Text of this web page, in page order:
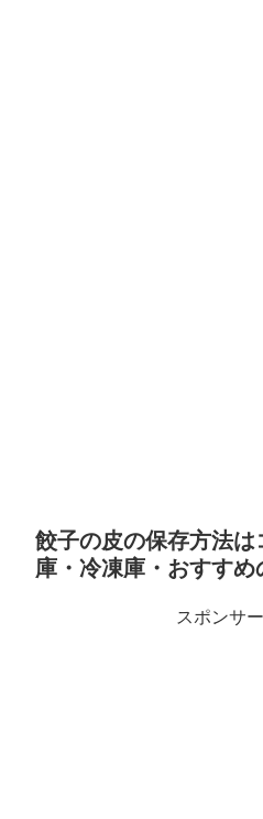
餃子の皮の保存方法
庫・冷凍庫・おすすめ
スポンサ